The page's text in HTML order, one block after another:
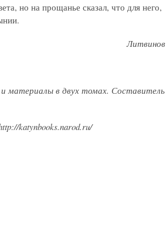
но на прощанье сказал, что для него,
Литвинов
и материалы в двух томах. Составитель
katynbooks.narod.ru/